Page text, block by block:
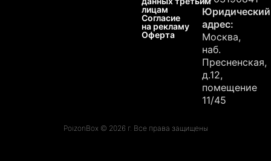
лицам
Согласие
на рекламу
Оферта
Юридический
адрес:
Москва,
наб.
Пресненская,
д.12,
помещение
11/45
PoizonBox © 2026 г. Все права защищены